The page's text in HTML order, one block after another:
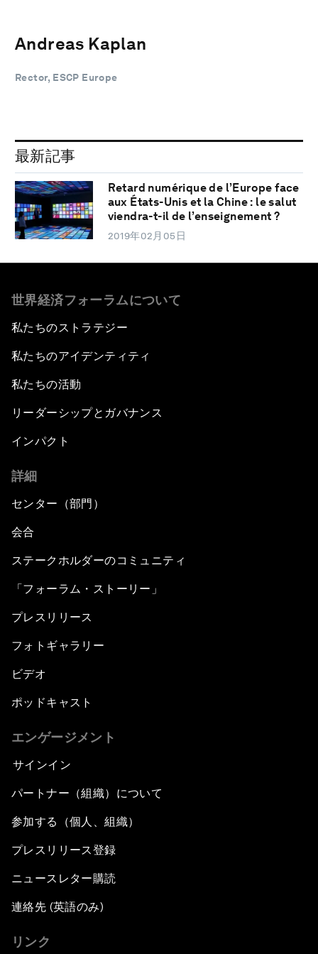
Andreas Kaplan
Rector, ESCP Europe
最新記事
Retard numérique de l’Europe face
aux États-Unis et la Chine : le salut
viendra-t-il de l’enseignement ?
2019年02月05日
世界経済フォーラムについて
私たちのストラテジー
私たちのアイデンティティ
私たちの活動
リーダーシップとガバナンス
インパクト
詳細
センター（部門）
会合
ステークホルダーのコミュニティ
「フォーラム・ストーリー」
プレスリリース
フォトギャラリー
ビデオ
ポッドキャスト
エンゲージメント
サインイン
パートナー（組織）について
参加する（個人、組織）
プレスリリース登録
ニュースレター購読
連絡先 (英語のみ)
リンク